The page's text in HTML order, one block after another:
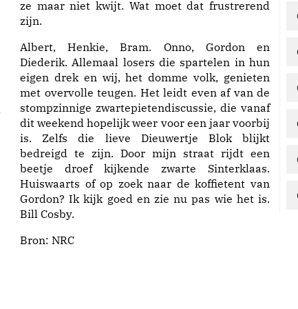
ze maar niet kwijt. Wat moet dat frustrerend
zijn.
Albert, Henkie, Bram. Onno, Gordon en
Diederik. Allemaal losers die spartelen in hun
eigen drek en wij, het domme volk, genieten
met overvolle teugen. Het leidt even af van de
stompzinnige zwartepietendiscussie, die vanaf
dit weekend hopelijk weer voor een jaar voorbij
is. Zelfs die lieve Dieuwertje Blok blijkt
bedreigd te zijn. Door mijn straat rijdt een
beetje droef kijkende zwarte Sinterklaas.
Huiswaarts of op zoek naar de koffietent van
Gordon? Ik kijk goed en zie nu pas wie het is.
Bill Cosby.
Bron: NRC